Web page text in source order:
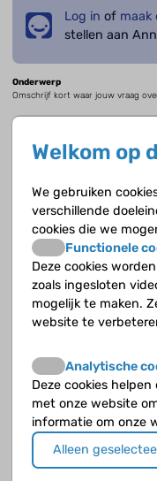
Log in of maak
stellen aan
Onderwerp
Omschrijf kort waar jouw vraag
Klik op de knopverder
Welkom op
We gebruiken
verschillende
cookies die we
Functionele
Deze cookies
zoals ingesloten
mogelijk te maken.
website te
Analytische
Deze cookies
met onze website
informatie om onze
Alleen